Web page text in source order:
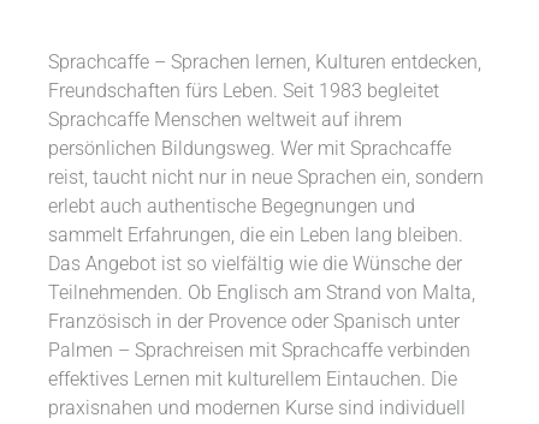
Sprachcaffe – Sprachen lernen, Kulturen entdecken,
Freundschaften fürs Leben. Seit 1983 begleitet
Sprachcaffe Menschen weltweit auf ihrem
persönlichen Bildungsweg. Wer mit Sprachcaffe
reist, taucht nicht nur in neue Sprachen ein, sondern
erlebt auch authentische Begegnungen und
sammelt Erfahrungen, die ein Leben lang bleiben.
Das Angebot ist so vielfältig wie die Wünsche der
Teilnehmenden. Ob Englisch am Strand von Malta,
Französisch in der Provence oder Spanisch unter
Palmen – Sprachreisen mit Sprachcaffe verbinden
effektives Lernen mit kulturellem Eintauchen. Die
praxisnahen und modernen Kurse sind individuell